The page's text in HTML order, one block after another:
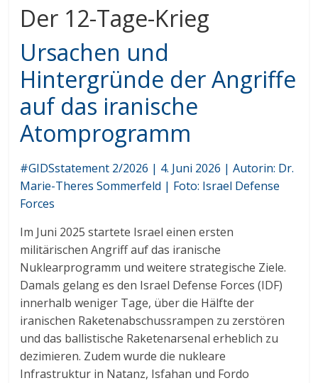
Der 12-Tage-Krieg
Ursachen und
Hintergründe der Angriffe
auf das iranische
Atomprogramm
#GIDSstatement 2/2026 | 4. Juni 2026 | Autorin: Dr.
Marie-Theres Sommerfeld | Foto: Israel Defense
Forces
Im Juni 2025 startete Israel einen ersten
militärischen Angriff auf das iranische
Nuklearprogramm und weitere strategische Ziele.
Damals gelang es den Israel Defense Forces (IDF)
innerhalb weniger Tage, über die Hälfte der
iranischen Raketenabschussrampen zu zerstören
und das ballistische Raketenarsenal erheblich zu
dezimieren. Zudem wurde die nukleare
Infrastruktur in Natanz, Isfahan und Fordo